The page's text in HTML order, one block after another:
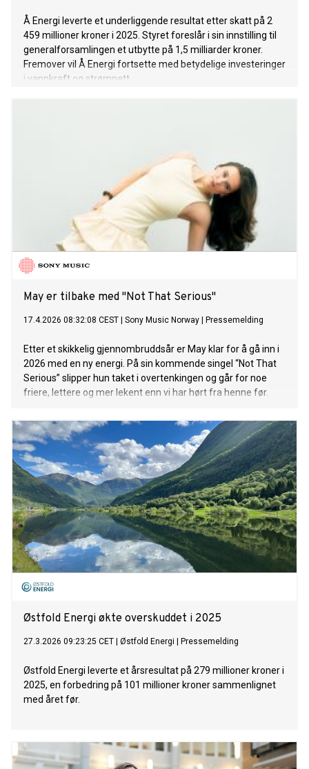
Å Energi leverte et underliggende resultat etter skatt på 2
459 millioner kroner i 2025. Styret foreslår i sin innstilling til
generalforsamlingen et utbytte på 1,5 milliarder kroner.
Fremover vil Å Energi fortsette med betydelige investeringer
i vannkraft og strømnett.
May er tilbake med "Not That Serious"
17.4.2026 08:32:08 CEST Sony Music Norway Pressemelding
Etter et skikkelig gjennombruddsår er May klar for å gå inn i
2026 med en ny energi. På sin kommende singel “Not That
Serious” slipper hun taket i overtenkingen og går for noe
friere, lettere og mer lekent enn vi har hørt fra henne før.
Østfold Energi økte overskuddet i 2025
27.3.2026 09:23:25 CET Østfold Energi Pressemelding
Østfold Energi leverte et årsresultat på 279 millioner kroner i
2025, en forbedring på 101 millioner kroner sammenlignet
med året før.